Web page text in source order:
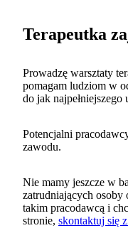
Terapeutka
Prowadzę warsztaty
pomagam ludziom w
do jak najpełniejszego
Potencjalni
zawodu.
Nie mamy jeszcze w
zatrudniających osoby
takim pracodawcą i
stronie, skontaktuj się